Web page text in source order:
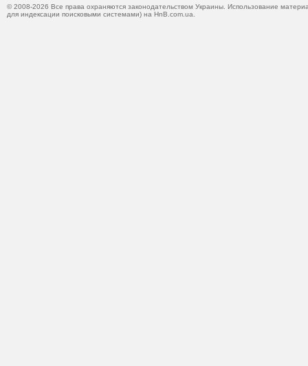
© 2008-2026 Все права охраняются законодательством Украины. Использование
для индексации поисковыми системами) на HnB.com.ua.